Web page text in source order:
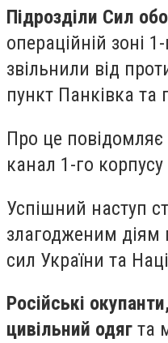
Підрозділи Сил
операційній зоні
звільнили від
пункт Панківка та
Про це повідомляє
канал 1-го
Успішний наступ
злагодженим діям
сил України та
Російські
цивільний одяг та